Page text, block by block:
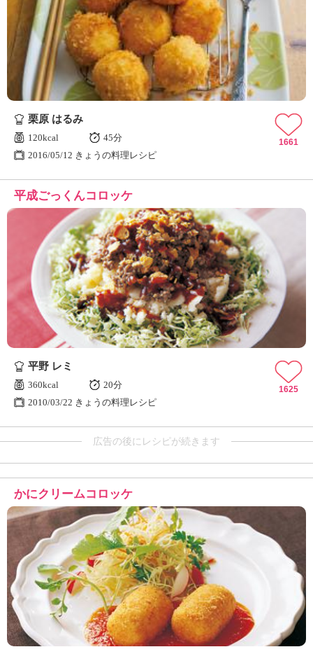
栗原 はるみ
120kcal
45分
2016/05/12 きょうの料理レシピ
1661
平成ごっくんコロッケ
平野 レミ
360kcal
20分
2010/03/22 きょうの料理レシピ
1625
広告の後にレシピが続きます
かにクリームコロッケ